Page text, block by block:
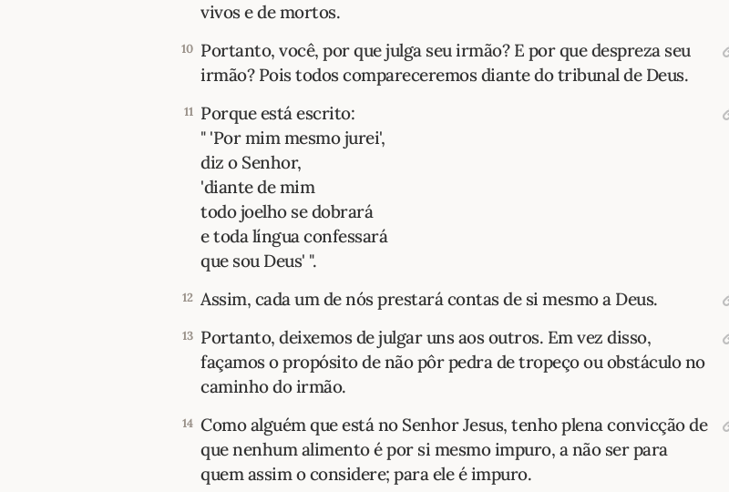
vivos e de mortos.
10 Portanto, você, por que julga seu irmão? E por que despreza seu
irmão? Pois todos compareceremos diante do tribunal de Deus.
11 Porque está escrito:
" 'Por mim mesmo jurei',
diz o Senhor,
'diante de mim
todo joelho se dobrará
e toda língua confessará
que sou Deus' ".
12 Assim, cada um de nós prestará contas de si mesmo a Deus.
13 Portanto, deixemos de julgar uns aos outros. Em vez disso,
façamos o propósito de não pôr pedra de tropeço ou obstáculo no
caminho do irmão.
14 Como alguém que está no Senhor Jesus, tenho plena convicção de
que nenhum alimento é por si mesmo impuro, a não ser para
quem assim o considere; para ele é impuro.